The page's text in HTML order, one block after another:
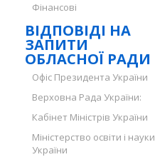
Фінансові
ВІДПОВІДІ НА
ЗАПИТИ
ОБЛАСНОЇ РАДИ
Офіс Президента України
Верховна Рада України:
Кабінет Міністрів України
Міністерство освіти і науки
України